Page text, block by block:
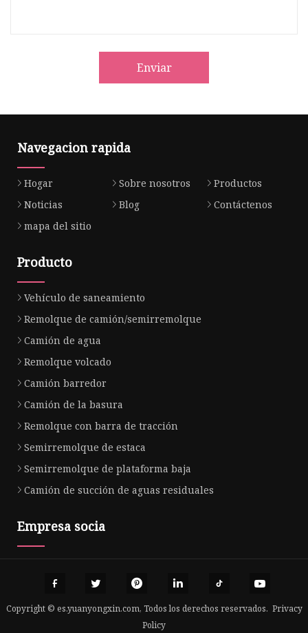
Enviar
Navegacion rapida
Hogar Sobre nosotros
Productos
Noticias
Blog
Contáctenos
mapa del sitio
Producto
Vehículo de saneamiento
Remolque de camión/semirremolque
Camión de agua
Remolque volcado
Camión barredor
Camión de la basura
Remolque con barra de tracción
Semirremolque de estaca
Semirremolque de plataforma baja
Camión de succión de aguas residuales
Empresa socia
Copyright © es.yuanyongxin.com, Todos los derechos reservados. Privacy
Policy